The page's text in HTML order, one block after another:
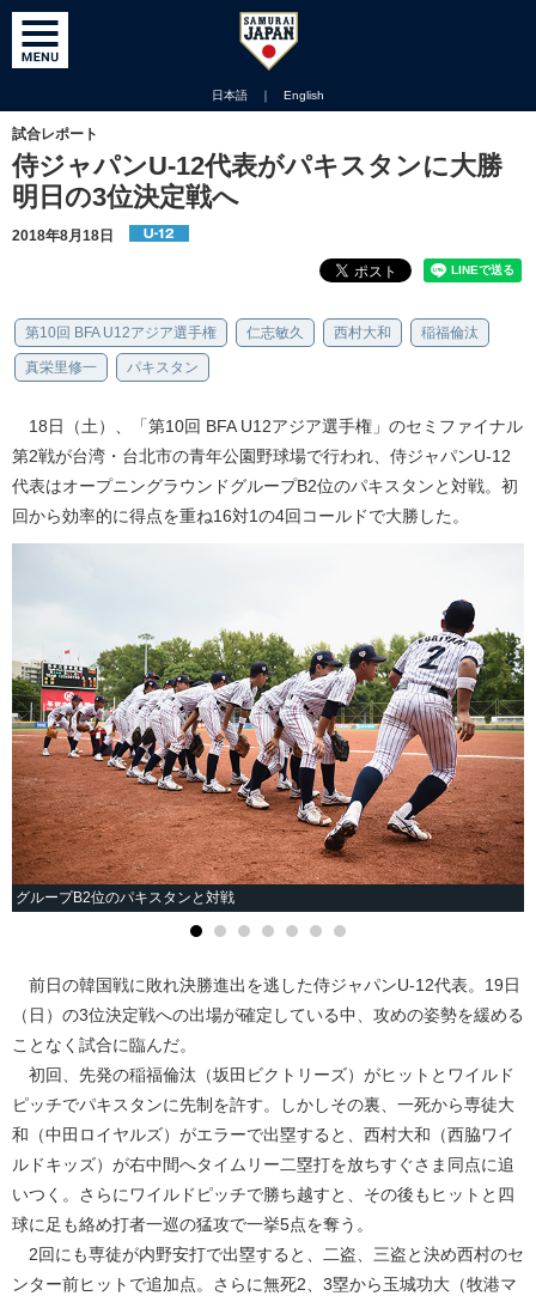
日本語 ｜ English
試合レポート
侍ジャパンU-12代表がパキスタンに大勝
明日の3位決定戦へ
2018年8月18日
第10回 BFA U12アジア選手権 仁志敏久 西村大和 稲福倫汰
真栄里修一 パキスタン
18日（土）、「第10回 BFA U12アジア選手権」のセミファイナル
第2戦が台湾・台北市の青年公園野球場で行われ、侍ジャパンU-12
代表はオープニングラウンドグループB2位のパキスタンと対戦。初
回から効率的に得点を重ね16対1の4回コールドで大勝した。
グループB2位のパキスタンと対戦
前日の韓国戦に敗れ決勝進出を逃した侍ジャパンU-12代表。19日
（日）の3位決定戦への出場が確定している中、攻めの姿勢を緩める
ことなく試合に臨んだ。
初回、先発の稲福倫汰（坂田ビクトリーズ）がヒットとワイルド
ピッチでパキスタンに先制を許す。しかしその裏、一死から専徒大
和（中田ロイヤルズ）がエラーで出塁すると、西村大和（西脇ワイ
ルドキッズ）が右中間へタイムリー二塁打を放ちすぐさま同点に追
いつく。さらにワイルドピッチで勝ち越すと、その後もヒットと四
球に足も絡め打者一巡の猛攻で一挙5点を奪う。
2回にも専徒が内野安打で出塁すると、二盗、三盗と決め西村のセ
ンター前ヒットで追加点。さらに無死2、3塁から玉城功大（牧港マ